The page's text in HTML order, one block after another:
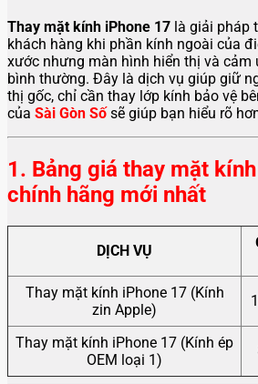
Thay mặt kính iPhone 17 là giải pháp
khách hàng khi phần kính ngoài của
xước nhưng màn hình hiển thị và cảm
bình thường. Đây là dịch vụ giúp giữ
thị gốc, chỉ cần thay lớp kính bảo vệ
của Sài Gòn Sốsẽ giúp bạn hiểu rõ
1. Bảng giá thay mặt
chính hãng mới nhất
DỊCH VỤ
Thay mặt kính iPhone 17 (Kính
zin Apple)
Thay mặt kính iPhone 17 (Kính ép
OEM loại 1)